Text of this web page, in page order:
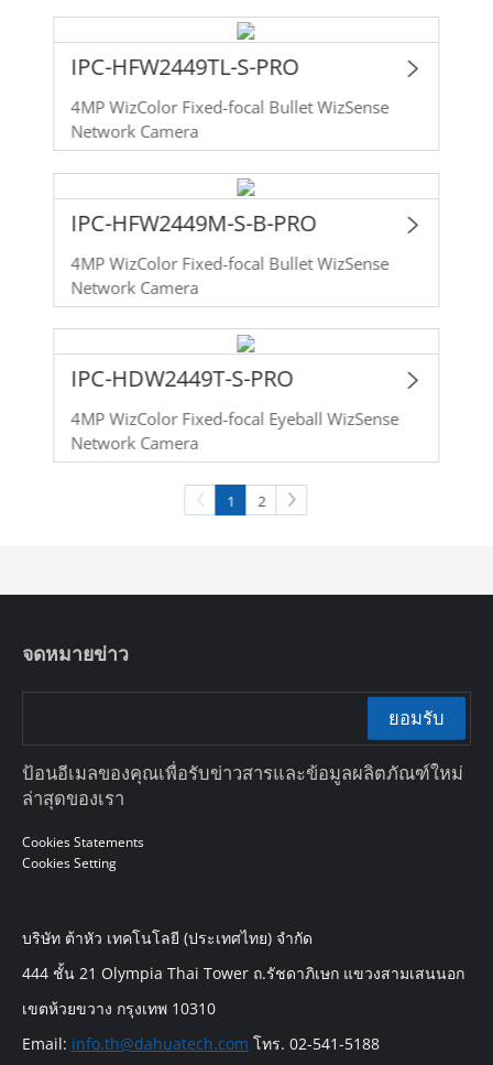
IPC-HFW2449TL-S-PRO
4MP WizColor Fixed-focal Bullet WizSense
Network Camera
IPC-HFW2449M-S-B-PRO
4MP WizColor Fixed-focal Bullet WizSense
Network Camera
IPC-HDW2449T-S-PRO
4MP WizColor Fixed-focal Eyeball WizSense
Network Camera
1 2
จดหมายข่าว
ยอมรับ
ป้อนอีเมลของคุณเพื่อรับข่าวสารและข้อมูลผลิตภัณฑ์ใหม่
ล่าสุดของเรา
Cookies Statements
Cookies Setting
บริษัท ต้าหัว เทคโนโลยี (ประเทศไทย) จำกัด
444 ชั้น 21 Olympia Thai Tower ถ.รัชดาภิเษก แขวงสามเสนนอก
เขตห้วยขวาง กรุงเทพ 10310
Email: info.th@dahuatech.com โทร. 02-541-5188